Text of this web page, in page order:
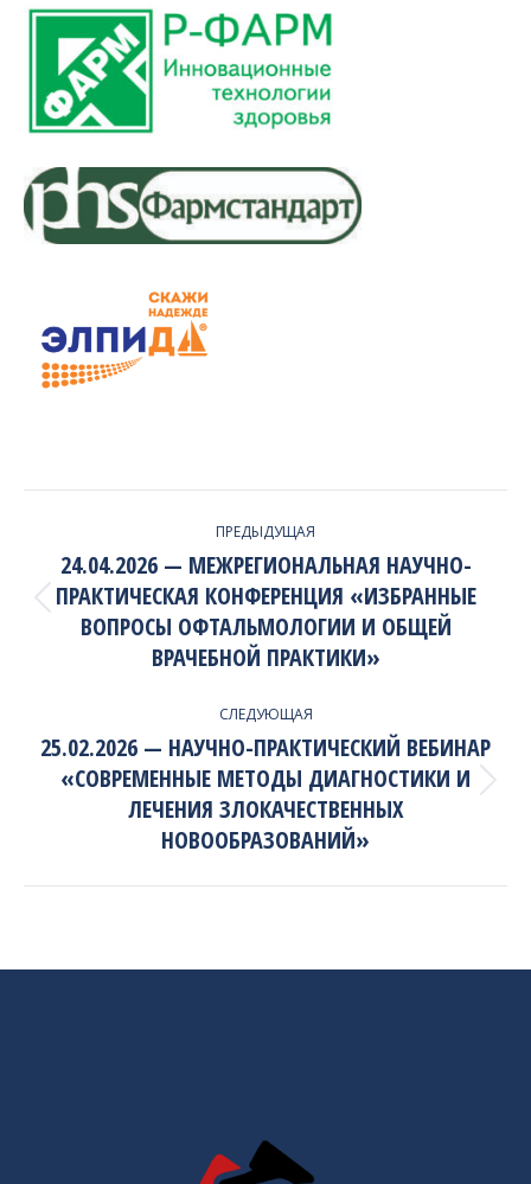
NAVIGATION
ПРЕДЫДУЩАЯ
Previous
project:
24.04.2026 — МЕЖРЕГИОНАЛЬНАЯ НАУЧНО-
ПРАКТИЧЕСКАЯ КОНФЕРЕНЦИЯ «ИЗБРАННЫЕ
ВОПРОСЫ ОФТАЛЬМОЛОГИИ И ОБЩЕЙ
ВРАЧЕБНОЙ ПРАКТИКИ»
СЛЕДУЮЩАЯ
Next
project:
25.02.2026 — НАУЧНО-ПРАКТИЧЕСКИЙ ВЕБИНАР
«СОВРЕМЕННЫЕ МЕТОДЫ ДИАГНОСТИКИ И
ЛЕЧЕНИЯ ЗЛОКАЧЕСТВЕННЫХ
НОВООБРАЗОВАНИЙ»